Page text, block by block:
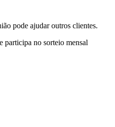
pode ajudar outros clientes.
participa no sorteio mensal